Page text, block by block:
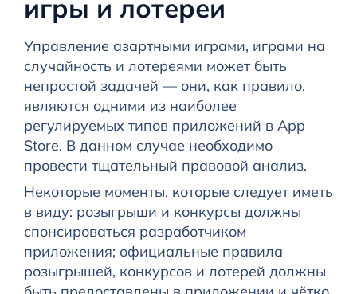
игры и лотереи
Управление азартными играми, играми на
случайность и лотереями может быть
непростой задачей — они, как правило,
являются одними из наиболее
регулируемых типов приложений в App
Store. В данном случае необходимо
провести тщательный правовой анализ.
Некоторые моменты, которые следует иметь
в виду: розыгрыши и конкурсы должны
спонсироваться разработчиком
приложения; официальные правила
розыгрышей, конкурсов и лотерей должны